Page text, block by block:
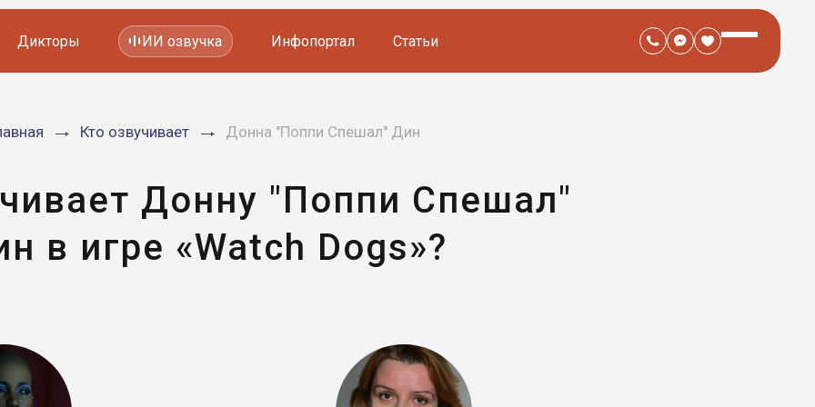
Мультфильмов
Дикторы ИИ озвучка Инфопортал Статьи
Кто озвучивает Донна "Поппи Спешал" Дин
Донну "Поппи Спешал"
в игре «Watch Dogs»?